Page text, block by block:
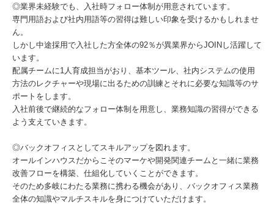
◎業界未経験でも、入社時フォロー体制が用意されています。
専門用語および社内用語等の習得は難しい印象を受けるかもしれませ
ん。
しかし中途採用で入社した方全体の92％が異業界からJOINし活躍して
います。
配属チームに1人育成担当がおり、基本ツール、社内システムの使用
方法のレクチャーや現場に出るための訓練とそれに必要な知識等のサ
ポートをします。
入社前後で継続的なフォロー体制を用意し、業務知識の習得ができる
よう支えていきます。
◎バックオフィスとしてスキルアップを図れます。
オールインハウスだからこそのマーケや開発関連チームと一緒に業務
改善フローを構築、仕組化していくことができます。
そのため多岐にわたる業務に携わる機会があり、バックオフィス業務
全体の知識やマルチスキルを身につけていただけます。